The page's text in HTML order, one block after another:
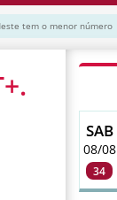
tem o menor número
SAB
08/08
34